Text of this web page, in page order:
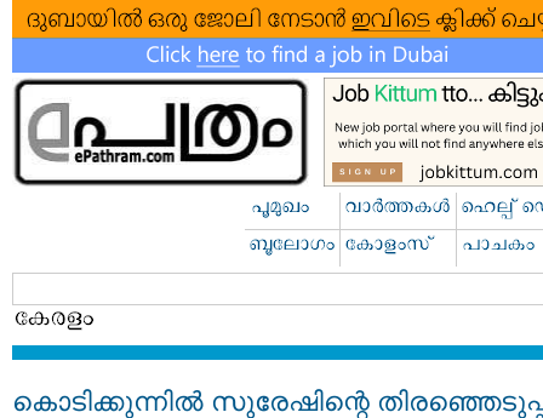
കൊടിക്കുന്നില്‍ സുരേഷിന്റെ